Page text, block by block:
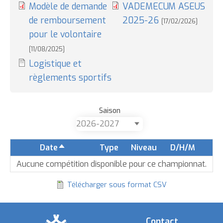
Modèle de demande
de remboursement
pour le volontaire
[11/08/2025]
VADEMECUM ASEUS
2025-26 [17/02/2026]
Logistique et
règlements sportifs
Saison
Date Trier
par
ordre
décroissant
Type Niveau
D/H/M
Aucune compétition disponible pour ce championnat.
Télécharger sous format CSV